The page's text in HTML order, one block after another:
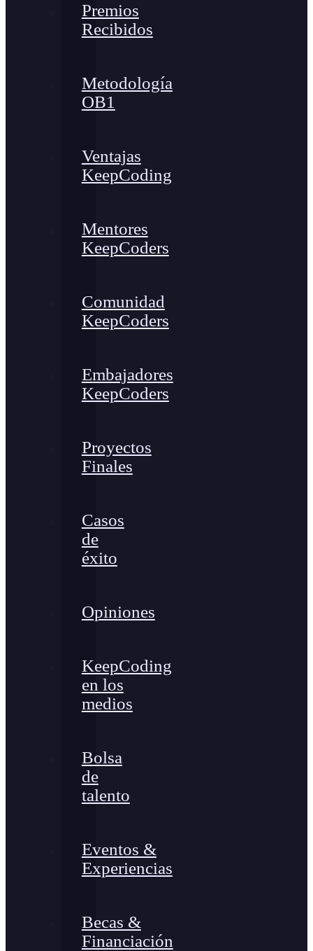
Premios
Recibidos
Metodología
OB1
Ventajas
KeepCoding
Mentores
KeepCoders
Comunidad
KeepCoders
Embajadores
KeepCoders
Proyectos
Finales
Casos
de
éxito
Opiniones
KeepCoding
en los
medios
Bolsa
de
talento
Eventos &
Experiencias
Becas &
Financiación